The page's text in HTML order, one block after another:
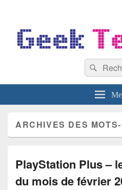
ARCHIVES DES
PlayStation Plus –
du mois de février